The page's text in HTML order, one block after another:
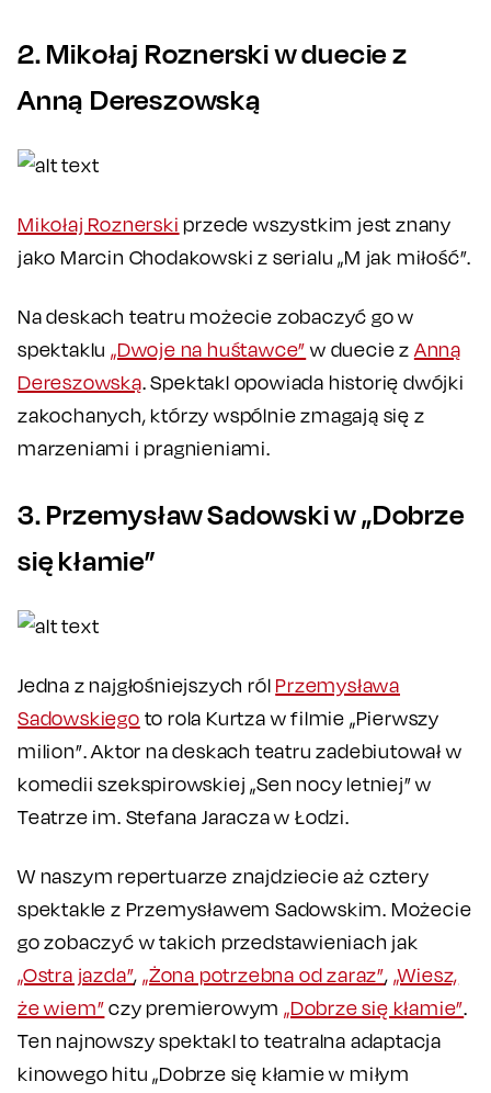
2. Mikołaj Roznerski w duecie z
Anną Dereszowską
Mikołaj Roznerski przede wszystkim jest znany
jako Marcin Chodakowski z serialu „M jak miłość”.
Na deskach teatru możecie zobaczyć go w
spektaklu„Dwoje na huśtawce”w duecie z Anną
Dereszowską. Spektakl opowiada historię dwójki
zakochanych, którzy wspólnie zmagają się z
marzeniami i pragnieniami.
3. Przemysław Sadowski w „Dobrze
się kłamie”
Jedna z najgłośniejszych ról Przemysława
Sadowskiego to rola Kurtza w filmie „Pierwszy
milion”. Aktor na deskach teatru zadebiutował w
komedii szekspirowskiej „Sen nocy letniej” w
Teatrze im. Stefana Jaracza w Łodzi.
W naszym repertuarze znajdziecie aż cztery
spektakle z Przemysławem Sadowskim. Możecie
go zobaczyć w takich przedstawieniach jak
„Ostra jazda”,„Żona potrzebna od zaraz”, „Wiesz,
że wiem”czy premierowym„Dobrze się kłamie”.
Ten najnowszy spektakl to teatralna adaptacja
kinowego hitu „Dobrze się kłamie w miłym